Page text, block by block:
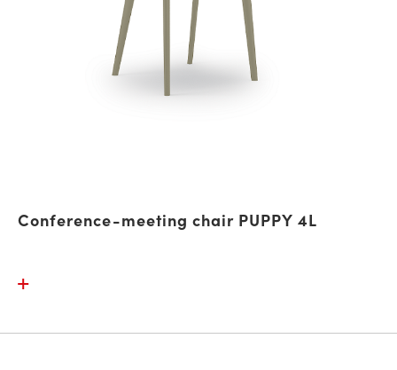
Conference-meeting chair PUPPY 4L